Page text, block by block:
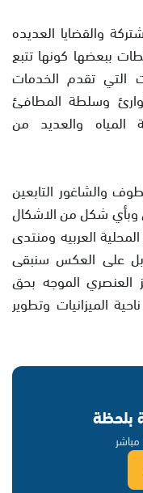
والقضايا العديده
ببعضها كونها تتبع
التي تقدم الخدمات
وسلطة المطافئ
المياه والعديد من
والشاغور التابعين
وبأي شكل من الاشكال
العربيه ومنتدى
بل على العكس سنبقى
الموجه بحق
الميزانيات وتطوير
بلحظة
مباشر